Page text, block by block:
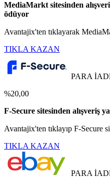
MediaMarkt sitesinden
ödüyor
Avantajix'ten tıklayarak
TIKLA KAZAN
PARA
%20,00
F-Secure sitesinden alışveriş
Avantajix'ten tıklayıp F-Secure
TIKLA KAZAN
PARA